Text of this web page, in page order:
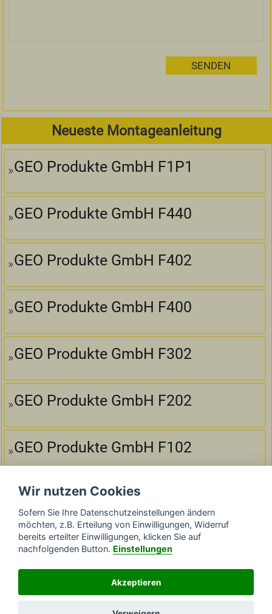
Neueste Montageanleitung
GEO Produkte GmbH F1P1
GEO Produkte GmbH F440
GEO Produkte GmbH F402
GEO Produkte GmbH F400
GEO Produkte GmbH F302
GEO Produkte GmbH F202
GEO Produkte GmbH F102
GEO Produkte GmbH F300
GEO Produkte GmbH F200
GEO Produkte GmbH N220
Wir nutzen Cookies
Sofern Sie Ihre Datenschutzeinstellungen ändern
möchten, z.B. Erteilung von Einwilligungen, Widerruf
bereits erteilter Einwilligungen, klicken Sie auf
nachfolgenden Button. Einstellungen
Akzeptieren